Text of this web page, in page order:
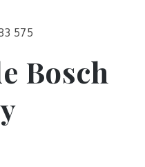
575
Bosch